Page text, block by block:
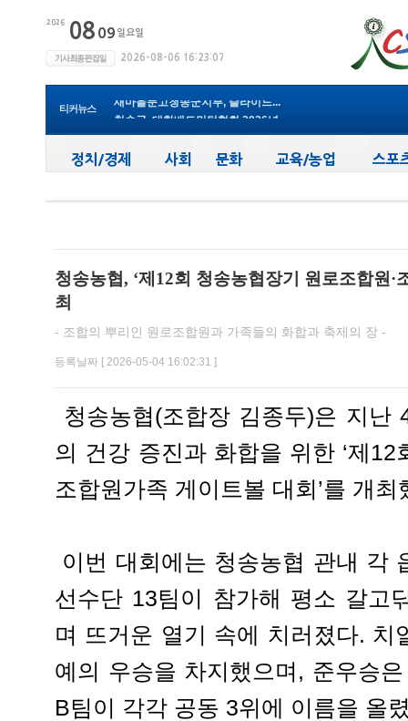
티커뉴스
청송군, 무더위 속 어르신 안전관...
청송군, 청춘남녀 만남 프로그램 ...
청송군, 대한배드민턴협회 2026년 ...
청송군, 객주 파크골프장 및 청송...
청송농협, ‘제12회 청송농협장기 원로조합원
최
- 조합의 뿌리인 원로조합원과 가족들의 화합과 축제의 장 -
등록날짜 [ 2026-05-04 16:02:31 ]
청송농협(조합장 김종두)은 지난
의 건강 증진과 화합을 위한 ‘제12
조합원가족 게이트볼 대회’를 개
이번 대회에는 청송농협 관내 각
선수단 13팀이 참가해 평소 갈고
며 뜨거운 열기 속에 치러졌다. 치
예의 우승을 차지했으며, 준우승
B팀이 각각 공동 3위에 이름을 올